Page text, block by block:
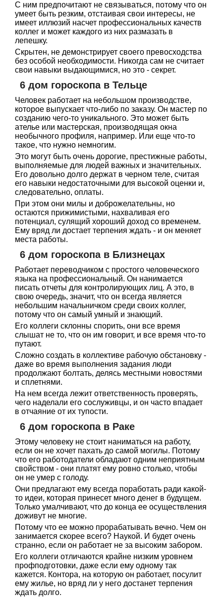
С ним предпочитают не связываться, потому что он
умеет быть резким, отстаивая свои интересы, не
имеет иллюзий насчет профессиональных качеств
коллег и может каждого из них размазать в
лепешку.
Скрытен, не демонстрирует своего превосходства
без особой необходимости. Никогда сам не считает
свои навыки выдающимися, но это - секрет.
6 дом гороскопа в Тельце
Человек работает на небольшом производстве,
которое выпускает что-либо по заказу. Он мастер по
созданию чего-то уникального. Это может быть
ателье или мастерская, производящая окна
необычного профиля, например. Или еще что-то
такое, что нужно немногим.
Это могут быть очень дорогие, престижные работы,
выполняемые для людей важных и значительных.
Его довольно долго держат в черном теле, считая
его навыки недостаточными для высокой оценки и,
следовательно, оплаты.
При этом они милы и доброжелательны, но
остаются прижимистыми, нахваливая его
потенциал, сулящий хороший доход со временем.
Ему вряд ли достает терпения ждать - и он меняет
места работы.
6 дом гороскопа в Близнецах
Работает переводчиком с простого человеческого
языка на профессиональный. Он нанимается
писать отчеты для контролирующих лиц. А это, в
свою очередь, значит, что он всегда является
небольшим начальничком среди своих коллег,
потому что он самый умный и знающий.
Его коллеги склонны спорить, они все время
слышат не то, что он им говорит, и все время что-то
путают.
Сложно создать в коллективе рабочую обстановку -
даже во время выполнения задания люди
продолжают болтать, делясь местными новостями
и сплетнями.
На нем всегда лежит ответственность проверять,
чего наделали его сослуживцы, и он часто впадает
в отчаяние от их тупости.
6 дом гороскопа в Раке
Этому человеку не стоит наниматься на работу,
если он не хочет пахать до самой могилы. Потому
что его работодатели обладают одним неприятным
свойством - они платят ему ровно столько, чтобы
он не умер с голоду.
Они предлагают ему всегда поработать ради какой-
то идеи, которая принесет много денег в будущем.
Только умалчивают, что до конца ее осуществления
доживут не многие.
Потому что ее можно прорабатывать вечно. Чем он
занимается скорее всего? Наукой. И будет очень
странно, если он работает не за высоким забором.
Его коллеги отличаются крайне низким уровнем
профподготовки, даже если ему одному так
кажется. Контора, на которую он работает, посулит
ему жилье, но вряд ли у него достанет терпения
ждать долго.